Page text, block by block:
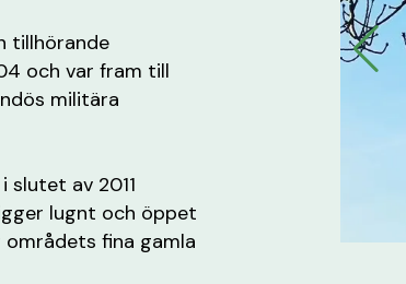
tillhörande
och var fram till
militära
slutet av 2011
lugnt och öppet
fina gamla